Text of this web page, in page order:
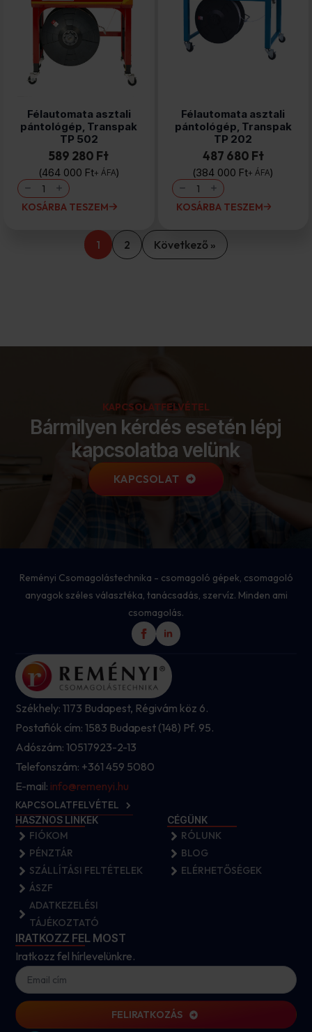
Félautomata asztali
pántológép, Transpak
TP 502
589 280 Ft
464 000 Ft+ ÁFA
Félautomata
asztali
pántológép,
Transpak
KOSÁRBA TESZEM
Félautomata asztali
pántológép, Transpak
TP 202
487 680 Ft
384 000 Ft+ ÁFA
Félautomata
asztali
pántológép,
Transpak
202
mennyiség
KOSÁRBA TESZEM
1 2 Következő »
KAPCSOLATFELVÉTEL
Bármilyen kérdés esetén lépj
kapcsolatba velünk
KAPCSOLAT
Reményi Csomagolástechnika - csomagoló gépek, csomagoló
anyagok széles választéka, tanácsadás, szervíz. Minden ami
csomagolás.
Székhely: 1173 Budapest, Régivám köz 6.
Postafiók cím: 1583 Budapest (148) Pf. 95.
Adószám: 10517923-2-13
Telefonszám: +361 459 5080
E-mail: info@remenyi.hu
KAPCSOLATFELVÉTEL
HASZNOS LINKEK
FIÓKOM
PÉNZTÁR
SZÁLLÍTÁSI FELTÉTELEK
ÁSZF
ADATKEZELÉSI
TÁJÉKOZTATÓ
CÉGÜNK
RÓLUNK
BLOG
ELÉRHETŐSÉGEK
IRATKOZZ FEL MOST
Iratkozz fel hírlevelünkre.
FELIRATKOZÁS